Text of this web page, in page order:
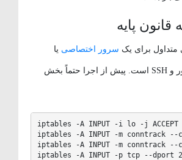
پایه
متداول برای یک سرور اختصاصی یا
مجازی با وب‌سرور و SSH است. پیش از اجرا حتماً بخش
iptables -A INPUT -i lo -j ACCEPT
iptables -A INPUT -m conntrack --
iptables -A INPUT -m conntrack --
iptables -A INPUT -p tcp --dport